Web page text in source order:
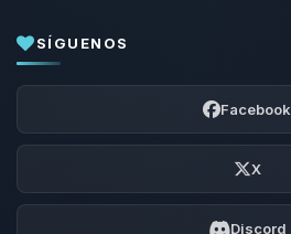
SÍGUENOS
Facebook
X
Discord